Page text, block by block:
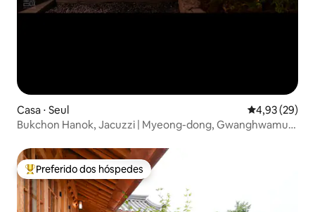
Casa ⋅ Seul 4,93 de uma
4,93 (29)
Bukchon Hanok, Jacuzzi | Myeong-dong, Gwanghwamun,
Entre os melhores preferidos dos hóspedes
Preferido dos hóspedes